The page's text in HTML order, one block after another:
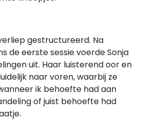
gestructureerd. Na
de eerste sessie voerde Sonja
uit. Haar luisterend oor en
naar voren, waarbij ze
ik behoefte had aan
of juist behoefte had